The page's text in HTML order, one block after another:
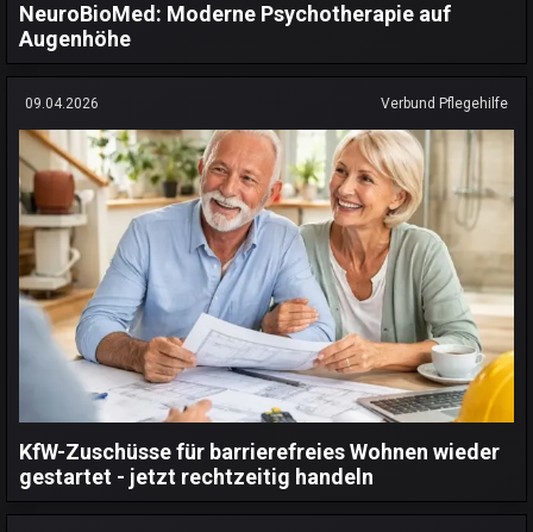
NeuroBioMed: Moderne Psychotherapie auf
Augenhöhe
09.04.2026 Verbund Pflegehilfe
KfW-Zuschüsse für barrierefreies Wohnen wieder
gestartet - jetzt rechtzeitig handeln